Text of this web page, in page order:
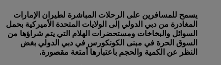
يسمح للمسافرين على الرحلات المباشرة لطيران الإمارات
المغادرة من دبي الدولي إلى الولايات المتحدة الأميركية بحمل
السوائل والبخاخات ومستحضرات الهلام التي يتم شراؤها من
السوق الحرة في مبنى الكونكورس في دبي الدولي بغض
النظر عن الكمية والحجم باعتبارها أمتعة مقصورة.